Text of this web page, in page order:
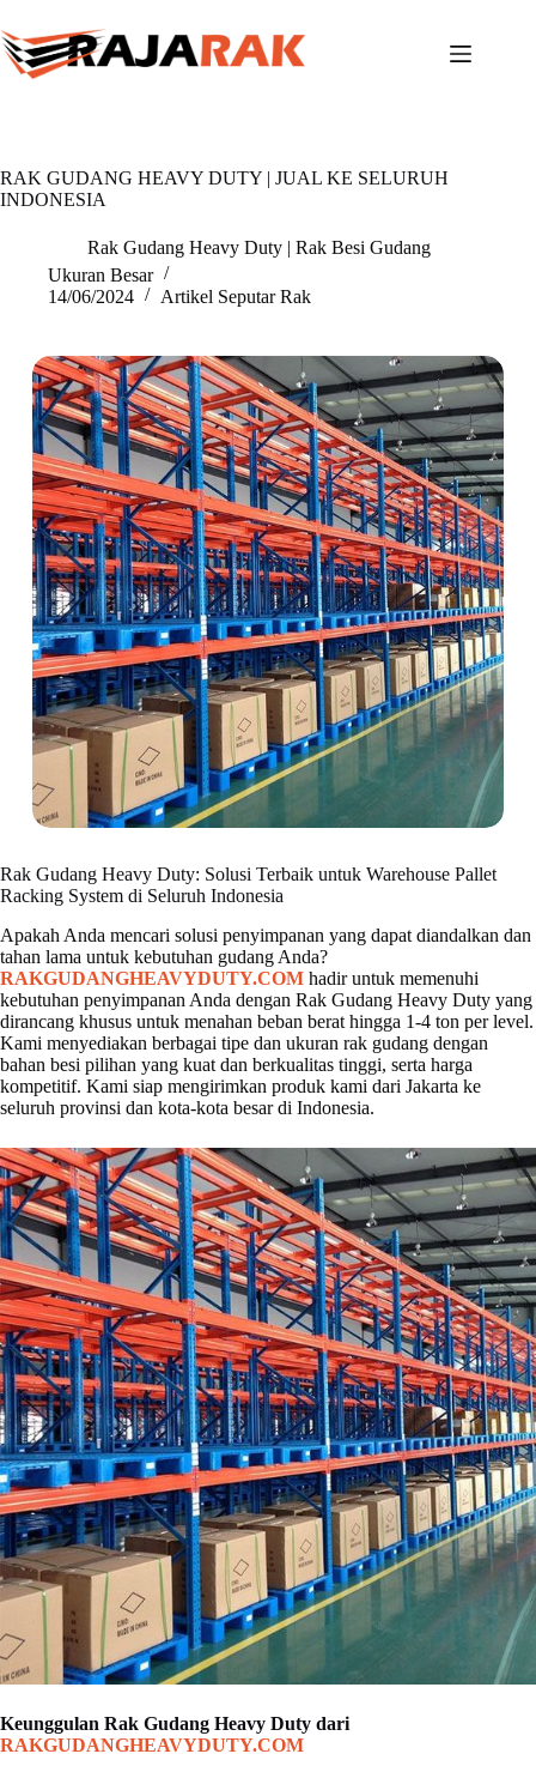
to
content
RAK GUDANG HEAVY DUTY | JUAL KE SELURUH
INDONESIA
Rak Gudang Heavy Duty | Rak Besi Gudang
Ukuran Besar
14/06/2024
Artikel Seputar Rak
Rak Gudang Heavy Duty: Solusi Terbaik untuk Warehouse Pallet
Racking System di Seluruh Indonesia
Apakah Anda mencari solusi penyimpanan yang dapat diandalkan dan
tahan lama untuk kebutuhan gudang Anda?
RAKGUDANGHEAVYDUTY.COM hadir untuk memenuhi
kebutuhan penyimpanan Anda dengan Rak Gudang Heavy Duty yang
dirancang khusus untuk menahan beban berat hingga 1-4 ton per level.
Kami menyediakan berbagai tipe dan ukuran rak gudang dengan
bahan besi pilihan yang kuat dan berkualitas tinggi, serta harga
kompetitif. Kami siap mengirimkan produk kami dari Jakarta ke
seluruh provinsi dan kota-kota besar di Indonesia.
Keunggulan Rak Gudang Heavy Duty dari
RAKGUDANGHEAVYDUTY.COM